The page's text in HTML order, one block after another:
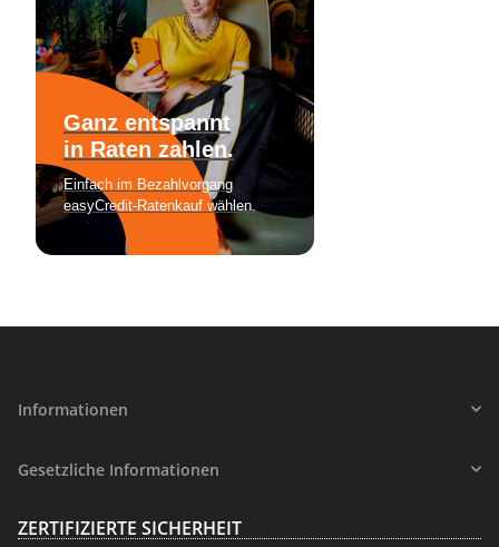
Informationen
Gesetzliche Informationen
ZERTIFIZIERTE SICHERHEIT